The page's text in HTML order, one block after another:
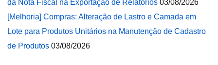
da Nota Fiscal na Exportação de Relatórios 03/08/2026
[Melhoria] Compras: Alteração de Lastro e Camada em
Lote para Produtos Unitários na Manutenção de Cadastro
de Produtos 03/08/2026